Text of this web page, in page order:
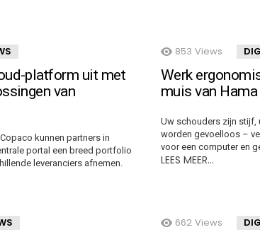
platform uit met
van
kunnen partners in
portal een breed portfolio
leveranciers afnemen.
853 Views
Werk
muis van Hama
Uw schouders zijn stijf,
worden gevoelloos –
voor een computer en
LEES MEER…
662 Views